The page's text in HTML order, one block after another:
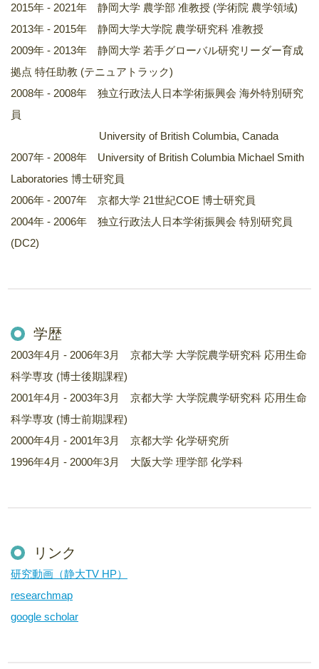
2015年 - 2021年 静岡大学 農学部 准教授 (学術院 農学領域)
2013年 - 2015年 静岡大学大学院 農学研究科 准教授
2009年 - 2013年 静岡大学 若手グローバル研究リーダー育成
拠点 特任助教 (テニュアトラック)
2008年 - 2008年 独立行政法人日本学術振興会 海外特別研究
員
University of British Columbia, Canada
2007年 - 2008年 University of British Columbia Michael Smith
Laboratories 博士研究員
2006年 - 2007年 京都大学 21世紀COE 博士研究員
2004年 - 2006年 独立行政法人日本学術振興会 特別研究員
(DC2)
学歴
2003年4月 - 2006年3月 京都大学 大学院農学研究科 応用生命
科学専攻 (博士後期課程)
2001年4月 - 2003年3月 京都大学 大学院農学研究科 応用生命
科学専攻 (博士前期課程)
2000年4月 - 2001年3月 京都大学 化学研究所
1996年4月 - 2000年3月 大阪大学 理学部 化学科
リンク
研究動画（静大TV HP）
researchmap
google scholar